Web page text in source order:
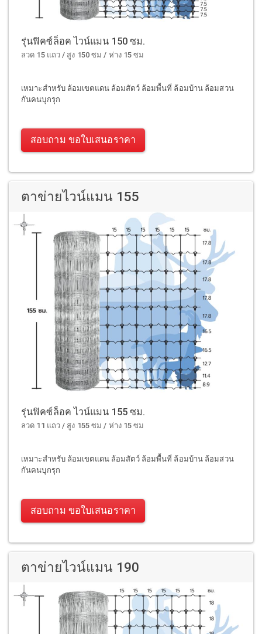
รุ่นฟิคซ์ล็อค ไวน์แมน 150 ซม.
ลวด 15 แถว / สูง 150 ซม / ห่าง 15 ซม
เหมาะสำหรับ ล้อมเขตแดน ล้อมสัตว์ ล้อมพื้นที่ ล้อมบ้าน ล้อมสวน
กันคนบุกรุก
สอบถาม ขอใบเสนอราคา
ตาข่ายไวน์แมน 155
รุ่นฟิคซ์ล็อค ไวน์แมน 155 ซม.
ลวด 11 แถว / สูง 155 ซม / ห่าง 15 ซม
เหมาะสำหรับ ล้อมเขตแดน ล้อมสัตว์ ล้อมพื้นที่ ล้อมบ้าน ล้อมสวน
กันคนบุกรุก
สอบถาม ขอใบเสนอราคา
ตาข่ายไวน์แมน 190